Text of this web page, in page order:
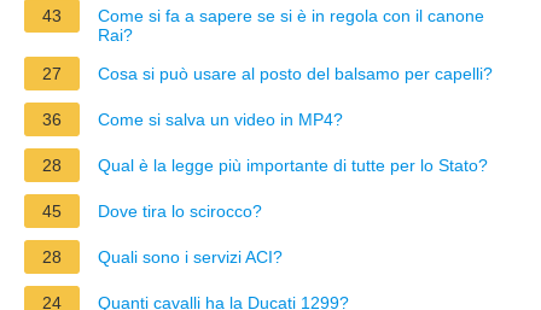
43
Come si fa a sapere se si è in regola con il canone
Rai?
27
Cosa si può usare al posto del balsamo per capelli?
36 Come si salva un video in MP4?
28 Qual è la legge più importante di tutte per lo Stato?
45 Dove tira lo scirocco?
28 Quali sono i servizi ACI?
24 Quanti cavalli ha la Ducati 1299?